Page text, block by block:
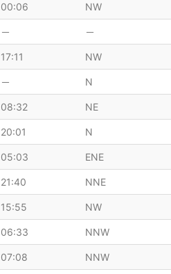
00:06 NW
－ －
17:11 NW
－ N
08:32 NE
20:01 N
05:03 ENE
21:40 NNE
15:55 NW
06:33 NNW
07:08 NNW